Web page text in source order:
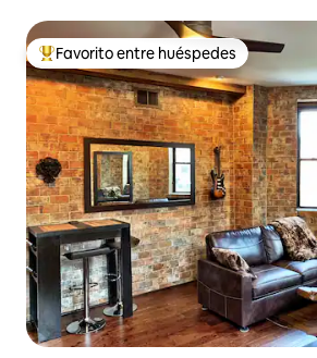
De los mejores en Favorito entre
Favorito entre huéspedes